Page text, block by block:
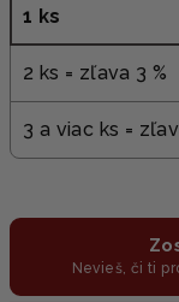
1 ks
2 ks = zľava 3 %
3 a viac ks =
Nevieš, či ti